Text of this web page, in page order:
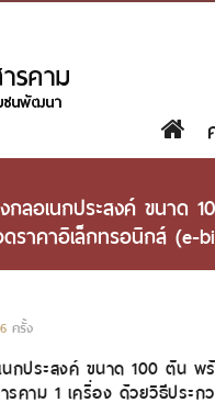
ลอเนกประสงค์ ขนาด
ราคาอิเล็กทรอนิกส์ (e-
ครั้ง
กประสงค์ ขนาด 100 ตัน พ
คาม 1 เครื่อง ด้วยวิธีประก